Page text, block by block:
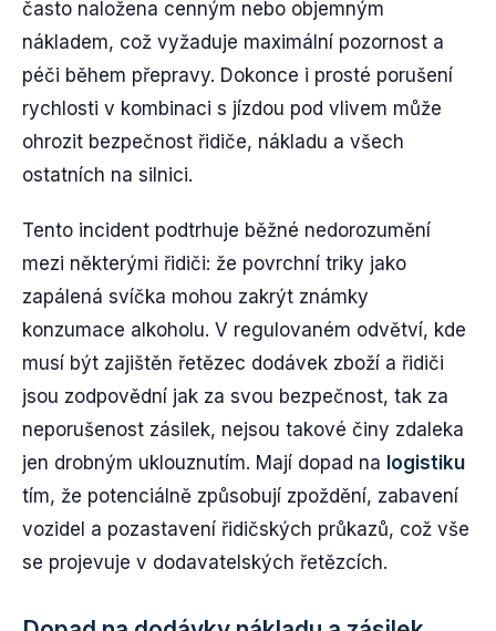
často naložena cenným nebo objemným
nákladem, což vyžaduje maximální pozornost a
péči během přepravy. Dokonce i prosté porušení
rychlosti v kombinaci s jízdou pod vlivem může
ohrozit bezpečnost řidiče, nákladu a všech
ostatních na silnici.
Tento incident podtrhuje běžné nedorozumění
mezi některými řidiči: že povrchní triky jako
zapálená svíčka mohou zakrýt známky
konzumace alkoholu. V regulovaném odvětví, kde
musí být zajištěn řetězec dodávek zboží a řidiči
jsou zodpovědní jak za svou bezpečnost, tak za
neporušenost zásilek, nejsou takové činy zdaleka
jen drobným uklouznutím. Mají dopad na logistiku
tím, že potenciálně způsobují zpoždění, zabavení
vozidel a pozastavení řidičských průkazů, což vše
se projevuje v dodavatelských řetězcích.